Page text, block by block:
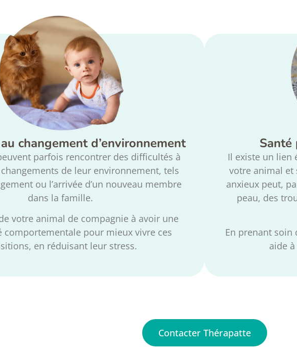
changement d’environnement
parfois rencontrer des difficultés à
changements de leur environnement, tels
ou l’arrivée d’un nouveau membre
dans la famille.
votre animal de compagnie à avoir une
comportementale pour mieux vivre ces
en réduisant leur stress.
Santé
Il existe un lien
votre animal et
anxieux peut,
peau, des
En prenant soin
aide
Contacter Thérapatte